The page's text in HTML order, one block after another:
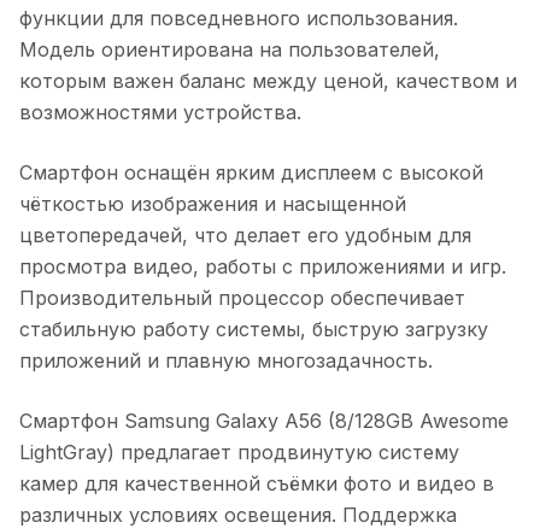
функции для повседневного использования.
Модель ориентирована на пользователей,
которым важен баланс между ценой, качеством и
возможностями устройства.
Смартфон оснащён ярким дисплеем с высокой
чёткостью изображения и насыщенной
цветопередачей, что делает его удобным для
просмотра видео, работы с приложениями и игр.
Производительный процессор обеспечивает
стабильную работу системы, быструю загрузку
приложений и плавную многозадачность.
Смартфон Samsung Galaxy A56 (8/128GB Awesome
LightGray) предлагает продвинутую систему
камер для качественной съёмки фото и видео в
различных условиях освещения. Поддержка